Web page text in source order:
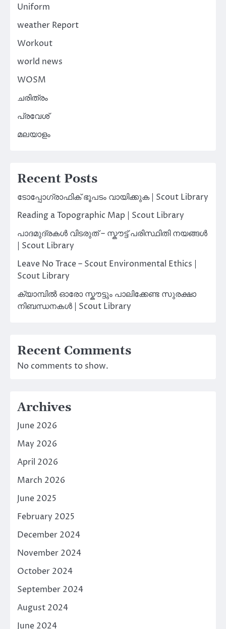
Uniform
weather Report
Workout
world news
WOSM
ചരിത്രം
പ്രവേശ്
മലയാളം
Recent Posts
ടോപ്പോഗ്രാഫിക് ഭൂപടം വായിക്കുക | Scout Library
Reading a Topographic Map | Scout Library
പാദമുദ്രകൾ വിടരുത് – സ്കൗട്ട് പരിസ്ഥിതി നയങ്ങൾ
| Scout Library
Leave No Trace – Scout Environmental Ethics |
Scout Library
ക്യാമ്പിൽ ഓരോ സ്കൗട്ടും പാലിക്കേണ്ട സുരക്ഷാ
നിബന്ധനകൾ | Scout Library
Recent Comments
No comments to show.
Archives
June 2026
May 2026
April 2026
March 2026
June 2025
February 2025
December 2024
November 2024
October 2024
September 2024
August 2024
June 2024